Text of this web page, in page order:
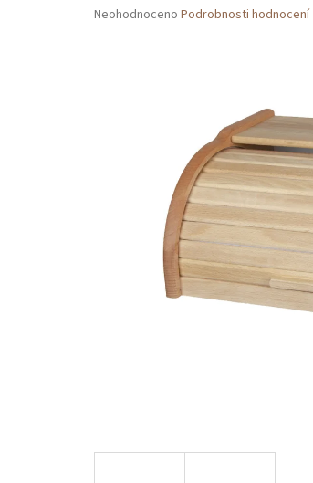
Průměrné
Neohodnoceno Podrobnosti hodnocení